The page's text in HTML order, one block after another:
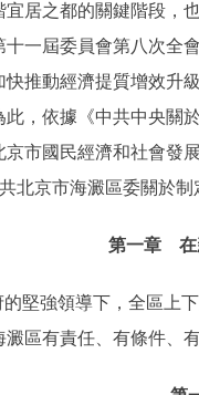
居之都的關鍵階段，
一屆委員會第八次全
推動經濟提質增效升
，依據《中共中央關
市國民經濟和社會發
北京市海澱區委關於
第一章 在
強領導下，全區上下
區有責任、有條件、